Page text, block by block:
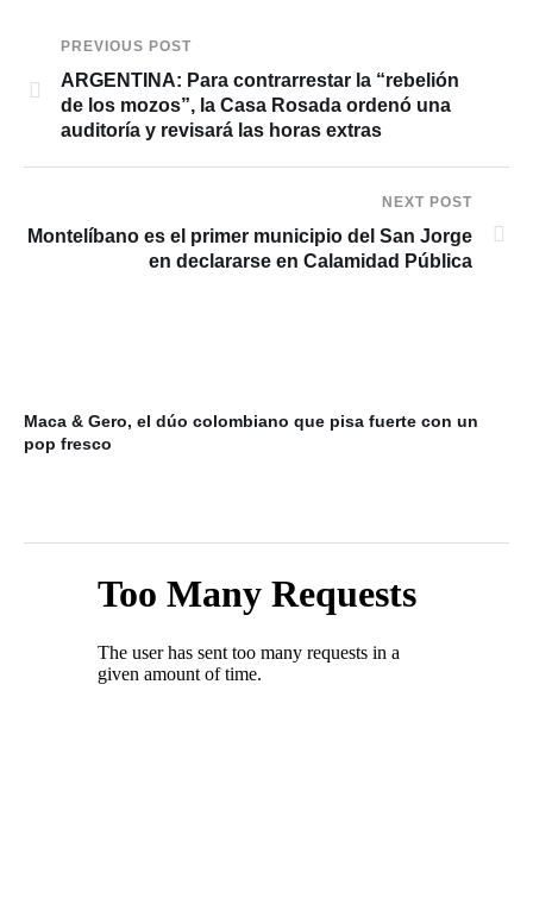
PREVIOUS POST
ARGENTINA: Para contrarrestar la “rebelión
de los mozos”, la Casa Rosada ordenó una
auditoría y revisará las horas extras
NEXT POST
Montelíbano es el primer municipio del San Jorge
en declararse en Calamidad Pública
Maca & Gero, el dúo colombiano que pisa fuerte con un
pop fresco